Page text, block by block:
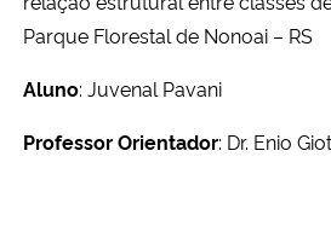
Parque Florestal de Nonoai – RS
Aluno: Juvenal Pavani
Professor Orientador: Dr. Enio